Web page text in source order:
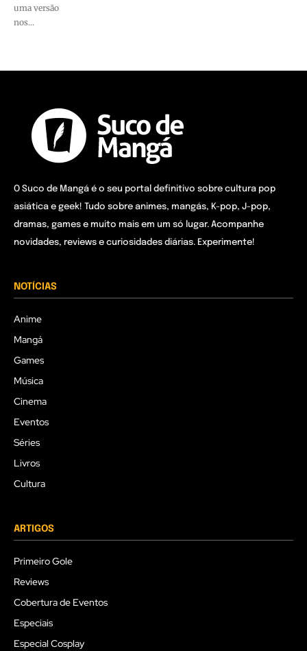
uma versão
nos...
O Suco de Mangá é o seu portal definitivo sobre cultura pop
asiática e geek! Tudo sobre animes, mangás, K-pop, J-pop,
dramas, games e muito mais em um só lugar. Acompanhe
novidades, reviews e curiosidades diárias. Experimente!
NOTÍCIAS
Anime
Mangá
Games
Música
Cinema
Eventos
Séries
Livros
Cultura
ARTIGOS
Primeiro Gole
Reviews
Cobertura de Eventos
Especiais
Especial Cosplay